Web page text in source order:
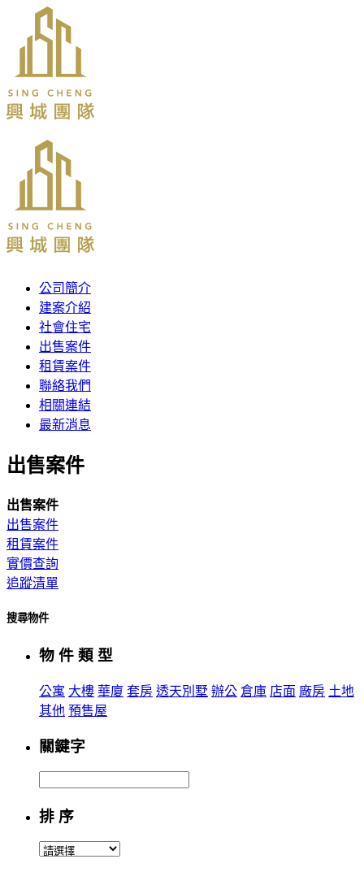
公司簡介
建案介紹
社會住宅
出售案件
租賃案件
聯絡我們
相關連結
最新消息
出售案件
出售案件
出售案件
租賃案件
實價查詢
追蹤清單
搜尋物件
物 件 類 型
公寓 大樓 華廈 套房 透天別墅 辦公 倉庫 店面 廠房 土地
其他 預售屋
關鍵字
排 序